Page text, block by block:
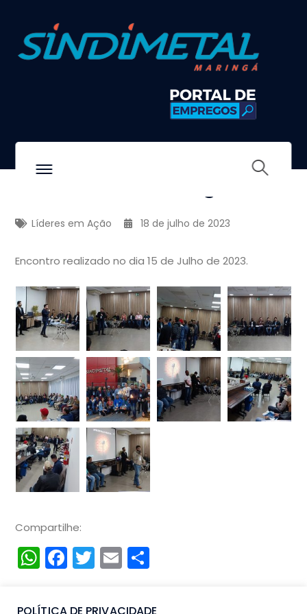
Projeto Líderes em Ação
Sindimetal Maringá
Líderes em Ação 18 de julho de 2023
Encontro realizado no dia 15 de Julho de 2023.
Compartilhe:
WhatsApp
Facebook
Twitter
Email